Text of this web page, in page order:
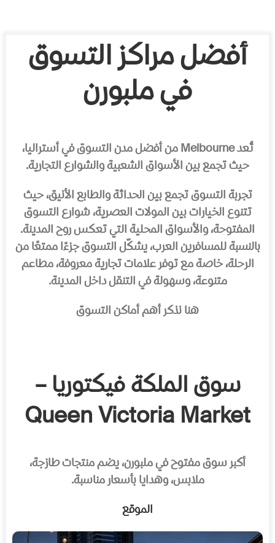
أفضل مراكز التسوق
في ملبورن
تُعد Melbourne من أفضل مدن التسوق في أستراليا،
حيث تجمع بين الأسواق الشعبية والشوارع التجارية.
تجربة التسوق تجمع بين الحداثة والطابع الأنيق، حيث
تتنوع الخيارات بين المولات العصرية، شوارع التسوق
المفتوحة، والأسواق المحلية التي تعكس روح المدينة.
بالنسبة للمسافرين العرب، يشكّل التسوق جزءًا ممتعًا من
الرحلة، خاصة مع توفر علامات تجارية معروفة، مطاعم
متنوعة، وسهولة في التنقل داخل المدينة.
هنا نذكر أهم أماكن التسوق
سوق الملكة فيكتوريا –
Queen Victoria Market
أكبر سوق مفتوح في ملبورن، يضم منتجات طازجة،
ملابس، وهدايا بأسعار مناسبة.
الموقع